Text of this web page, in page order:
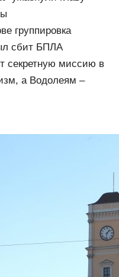
группировка
в Якутске и Саранске
сбит БПЛА
секретную миссию в
а Водолеям –
9 августа